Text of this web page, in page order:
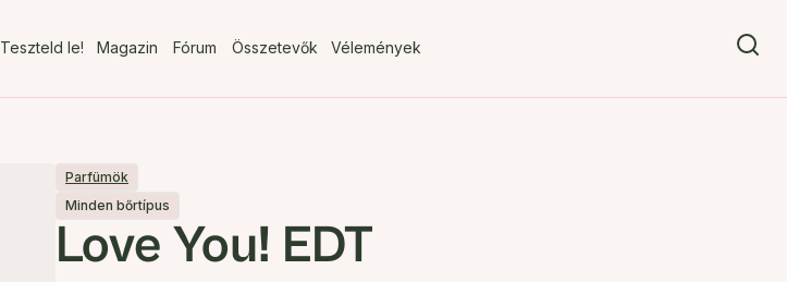
Teszteld le! Magazin Fórum Összetevők Vélemények
Parfümök
Minden bőrtípus
Love You! EDT